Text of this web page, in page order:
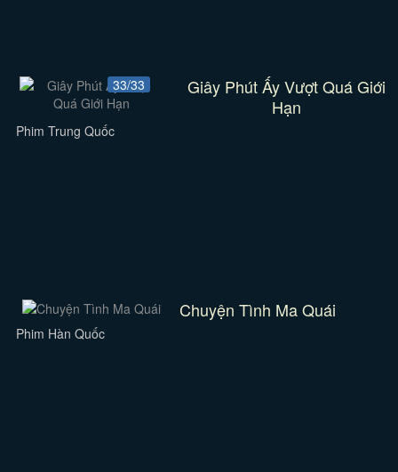
33/33
Giây Phút Ấy Vượt Quá Giới
Hạn
Phim Trung Quốc
Chuyện Tình Ma Quái
Phim Hàn Quốc